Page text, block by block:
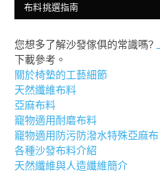
布料挑選指南
您想多了解沙發傢俱的常識嗎?
下載參考。
關於椅墊的工藝細節
天然纖維布料
亞麻布料
竉物適用耐磨布料
竉物適用防污防潑水特殊亞麻布
各種沙發布料介紹
天然纖維與人造纖維簡介